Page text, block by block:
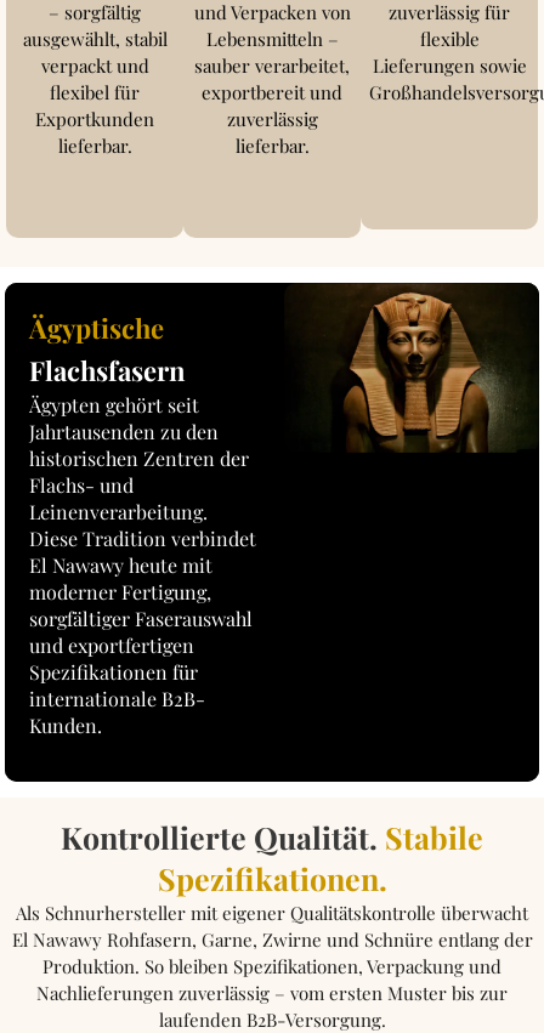
– sorgfältig
ausgewählt, stabil
verpackt und
flexibel für
Exportkunden
lieferbar.
und Verpacken von
Lebensmitteln –
sauber verarbeitet,
exportbereit und
zuverlässig
lieferbar.
zuverlässig für
flexible
Lieferungen sowie
Ägyptische
Flachsfasern
Ägypten gehört seit
Jahrtausenden zu den
historischen Zentren der
Flachs- und
Leinenverarbeitung.
Diese Tradition verbindet
El Nawawy heute mit
moderner Fertigung,
sorgfältiger Faserauswahl
und exportfertigen
Spezifikationen für
internationale B2B-
Kunden.
Kontrollierte Qualität. Stabile
Spezifikationen.
Als Schnurhersteller mit eigener Qualitätskontrolle überwacht
El Nawawy Rohfasern, Garne, Zwirne und Schnüre entlang der
Produktion. So bleiben Spezifikationen, Verpackung und
Nachlieferungen zuverlässig – vom ersten Muster bis zur
laufenden B2B-Versorgung.